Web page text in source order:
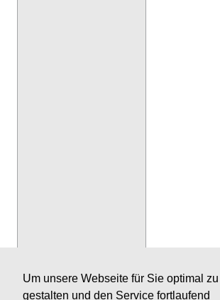
Um unsere Webseite für Sie optimal zu
gestalten und den Service fortlaufend